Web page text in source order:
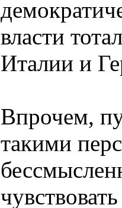
власти
Италии и
Впрочем,
такими